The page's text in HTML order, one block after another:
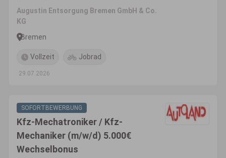
Augustin Entsorgung Bremen GmbH & Co.
KG
Bremen
Vollzeit Jobrad
29.07.2026
SOFORTBEWERBUNG
Kfz-Mechatroniker / Kfz-
Mechaniker (m/w/d) 5.000€
Wechselbonus